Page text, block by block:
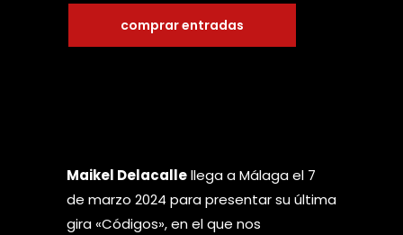
comprar entradas
Maikel Delacallellega a Málaga el 7
de marzo 2024 para presentar su última
gira «Códigos», en el que nos